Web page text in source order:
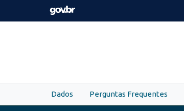
Skip to main content
Dados Perguntas Frequentes